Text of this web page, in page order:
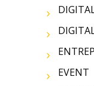
EVENT